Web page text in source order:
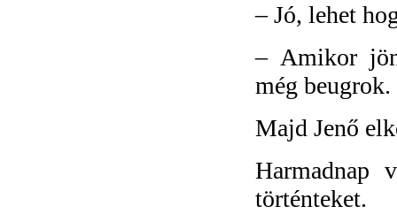
–Jó, lehet
– Amikor
még beugrok.
Majd Jenő
Harmadnap
történteket.